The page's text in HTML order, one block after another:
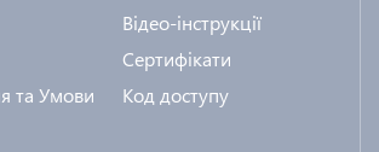
та Умови
Відео-інструкції
Сертифікати
Код доступу